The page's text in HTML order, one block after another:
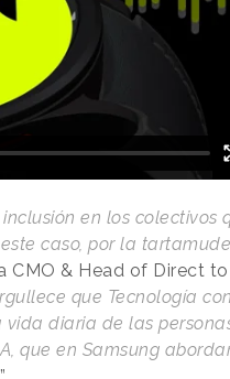
en los colectivos
caso, por la
CMO & Head of Direct to
que Tecnología con
diaria de las
que en Samsung